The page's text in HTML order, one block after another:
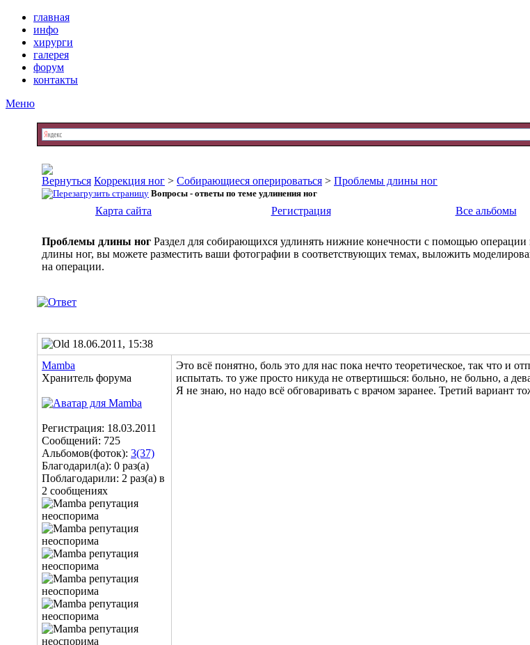
главная
инфо
хирурги
галерея
форум
контакты
Меню
Коррекция ног > Собирающиеся оперироваться > Проблемы длины ног
Вопросы - ответы по теме удлинения ног
Карта сайта
Регистрация Все альбомы
Проблемы длины ног Раздел для собирающихся удлинять нижние конечности с помощью
длины ног, вы можете разместить ваши фотографии в соответствующих темах, выложить
на операции.
18.06.2011, 15:38
Mamba
Хранитель форума
Регистрация: 18.03.2011
Сообщений: 725
Альбомов(фоток): 3(37)
Благодарил(а): 0 раз(а)
Поблагодарили: 2 раз(а) в
2 сообщениях
Это всё понятно, боль это для нас пока нечто теоретическое, так что и
испытать. то уже просто никуда не отвертишься: больно, не больно, а
Я не знаю, но надо всё обговаривать с врачом заранее. Третий вариант